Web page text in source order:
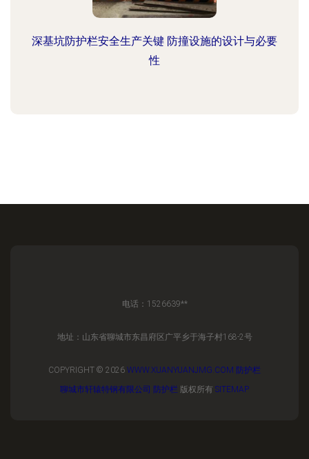
深基坑防护栏安全生产关键 防撞设施的设计与必要
性
电话：1526639**
地址：山东省聊城市东昌府区广平乡于海子村168-2号
COPYRIGHT © 2026 WWW.XUANYUANJMG.COM 防护栏
聊城市轩辕特钢有限公司 防护栏 版权所有 SITEMAP